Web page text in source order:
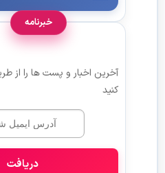
خبرنامه
آخرین اخبار و پست ها را از
کنید
دریافت